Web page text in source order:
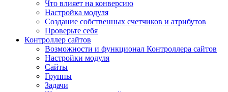
Что влияет на конверсию
Настройка модуля
Создание собственных счетчиков и атрибутов
Проверьте себя
Контроллер сайтов
Возможности и функционал Контроллера сайтов
Настройки модуля
Сайты
Группы
Задачи